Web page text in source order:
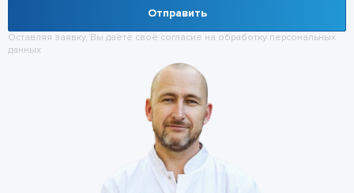
Отправить
Оставляя заявку, Вы даёте своё согласие на обработку персональных
данных